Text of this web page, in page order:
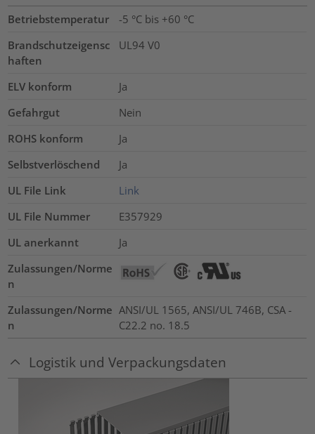
Betriebstemperatur
-5 °C bis +60 °C
Brandschutzeigensc
haften
UL94 V0
ELV konform
Ja
Gefahrgut
Nein
ROHS konform
Ja
Selbstverlöschend
Ja
UL File Link
Link
UL File Nummer
E357929
UL anerkannt
Ja
Zulassungen/Norme
n
Zulassungen/Norme
n
ANSI/UL 1565, ANSI/UL 746B, CSA -
C22.2 no. 18.5
Logistik und Verpackungsdaten